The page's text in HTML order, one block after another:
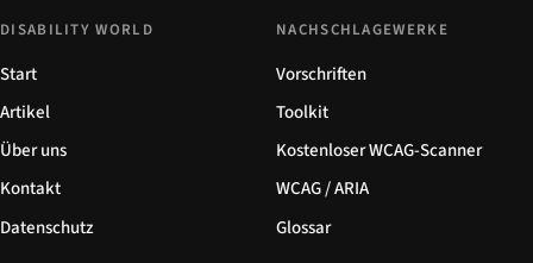
DISABILITY WORLD
Start
Artikel
Über uns
Kontakt
Datenschutz
NACHSCHLAGEWERKE
Vorschriften
Toolkit
Kostenloser WCAG-Scanner
WCAG / ARIA
Glossar